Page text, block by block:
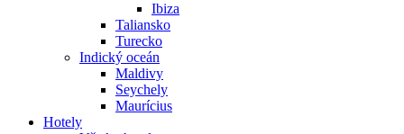
Ibiza
Taliansko
Turecko
Indický oceán
Maldivy
Seychely
Maurícius
Hotely